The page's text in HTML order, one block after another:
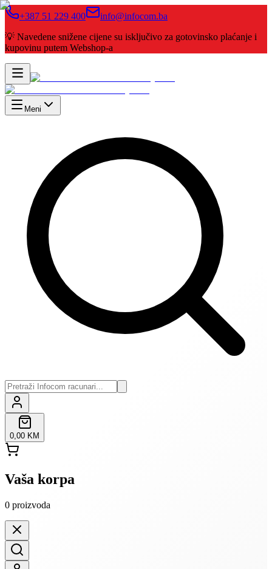
+387 51 229 400
info@infocom.ba
💡 Navedene snižene cijene su isključivo za gotovinsko plaćanje i
kupovinu putem Webshop-a
Meni
0,00 KM
Vaša korpa
0 proizvoda